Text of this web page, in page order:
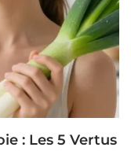
: Les 5 Vertus